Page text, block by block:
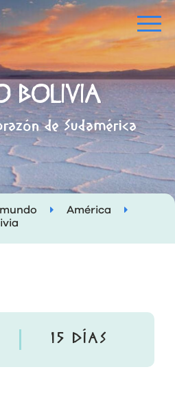
BOLIVIA
de Sudamérica
América
15 DÍAS